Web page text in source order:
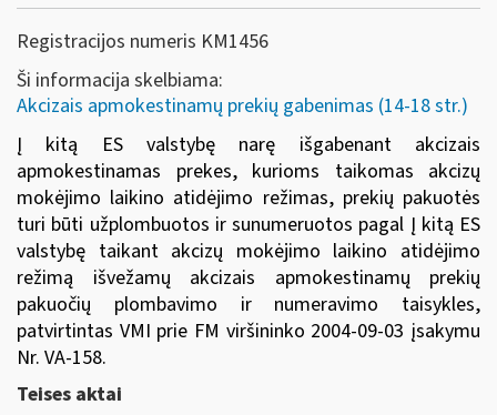
Registracijos numeris KM1456
Ši informacija skelbiama:
Akcizais apmokestinamų prekių gabenimas (14-18 str.)
Į kitą ES valstybę narę išgabenant akcizais
apmokestinamas prekes, kurioms taikomas akcizų
mokėjimo laikino atidėjimo režimas, prekių pakuotės
turi būti užplombuotos ir sunumeruotos pagal Į kitą ES
valstybę taikant akcizų mokėjimo laikino atidėjimo
režimą išvežamų akcizais apmokestinamų prekių
pakuočių plombavimo ir numeravimo taisykles,
patvirtintas VMI prie FM viršininko 2004-09-03 įsakymu
Nr. VA-158.
Teises aktai